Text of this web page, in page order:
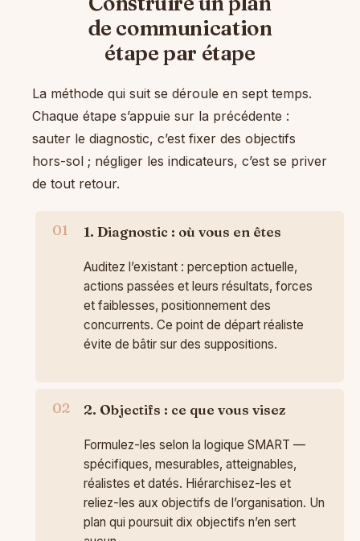
de communication
étape par étape
La méthode qui suit se déroule en sept temps.
Chaque étape s’appuie sur la précédente :
sauter le diagnostic, c’est fixer des objectifs
hors-sol ; négliger les indicateurs, c’est se priver
de tout retour.
1. Diagnostic : où vous en êtes
Auditez l’existant : perception actuelle,
actions passées et leurs résultats, forces
et faiblesses, positionnement des
concurrents. Ce point de départ réaliste
évite de bâtir sur des suppositions.
2. Objectifs : ce que vous visez
Formulez-les selon la logique SMART —
spécifiques, mesurables, atteignables,
réalistes et datés. Hiérarchisez-les et
reliez-les aux objectifs de l’organisation. Un
plan qui poursuit dix objectifs n’en sert